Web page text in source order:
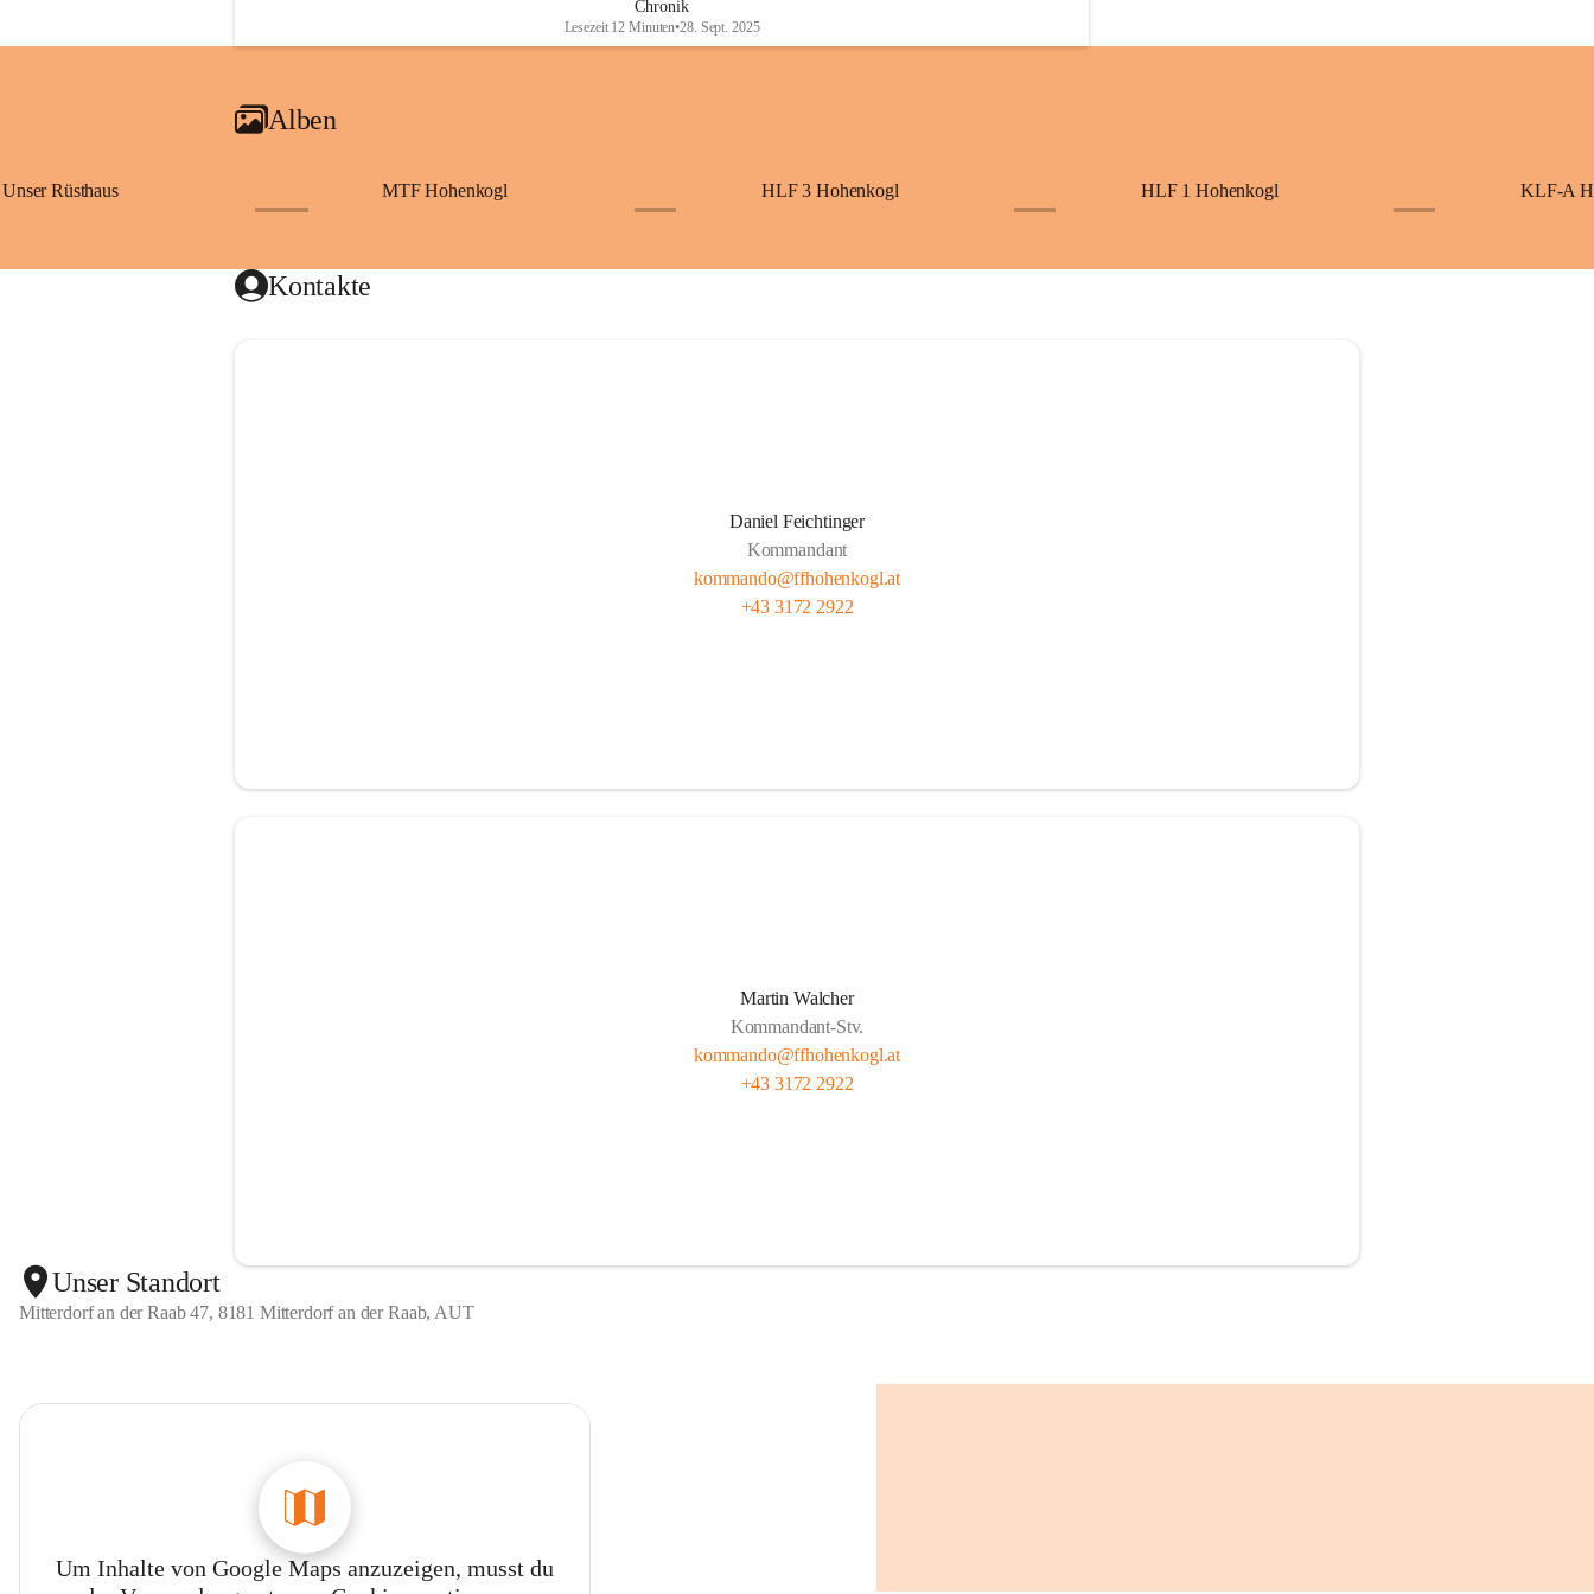
Chronik
Lesezeit 12 Minuten•28. Sept. 2025
Alben
Unser Rüsthaus MTF Hohenkogl HLF 3 Hohenkogl HLF 1 Hohenkogl KLF-A
Kontakte
Daniel Feichtinger
Kommandant
kommando@ffhohenkogl.at
+43 3172 2922
Martin Walcher
Kommandant-Stv.
kommando@ffhohenkogl.at
+43 3172 2922
Unser Standort
Mitterdorf an der Raab 47, 8181 Mitterdorf an der Raab, AUT
Um Inhalte von Google Maps anzuzeigen, musst du